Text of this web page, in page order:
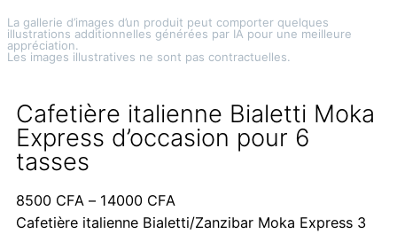
La gallerie d’images d’un produit peut comporter quelques
illustrations additionnelles générées par IA pour une meilleure
appréciation.
Les images illustratives ne sont pas contractuelles.
Cafetière italienne Bialetti Moka
Express d’occasion pour 6
tasses
8500 CFA – 14000 CFA
Plage
de
Cafetière italienne Bialetti/Zanzibar Moka Express 3